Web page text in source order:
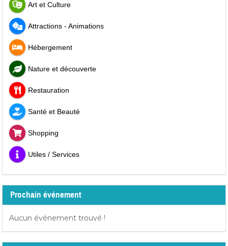
Art et Culture
Attractions - Animations
Hébergement
Nature et découverte
Restauration
Santé et Beauté
Shopping
Utiles / Services
Prochain événement
Aucun événement trouvé !